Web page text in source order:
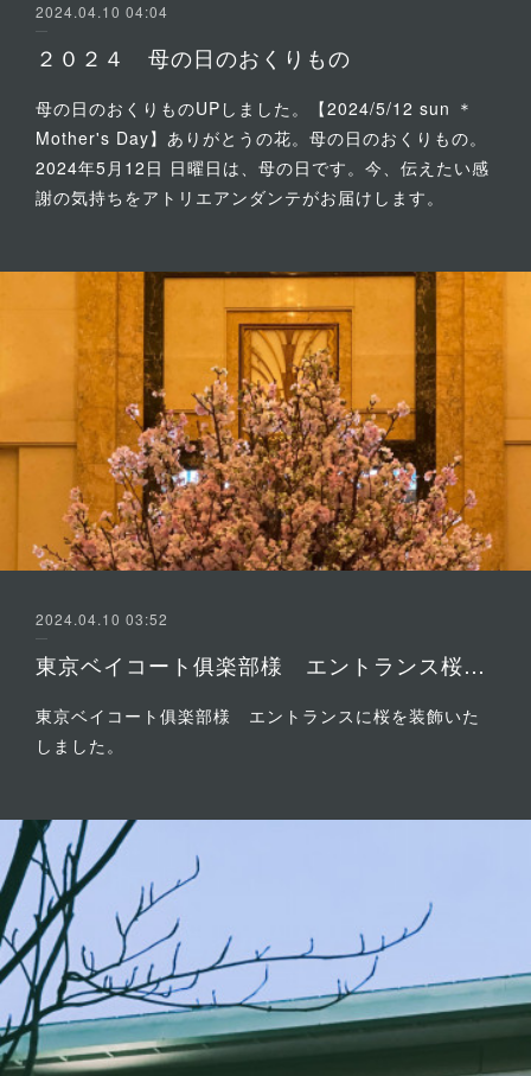
2024.04.10 04:04
２０２４ 母の日のおくりもの
母の日のおくりものUPしました。【2024/5/12 sun ＊
Mother's Day】ありがとうの花。母の日のおくりもの。
2024年5月12日 日曜日は、母の日です。今、伝えたい感
謝の気持ちをアトリエアンダンテがお届けします。
2024.04.10 03:52
東京ベイコート俱楽部様 エントランス桜装飾
東京ベイコート俱楽部様 エントランスに桜を装飾いた
しました。